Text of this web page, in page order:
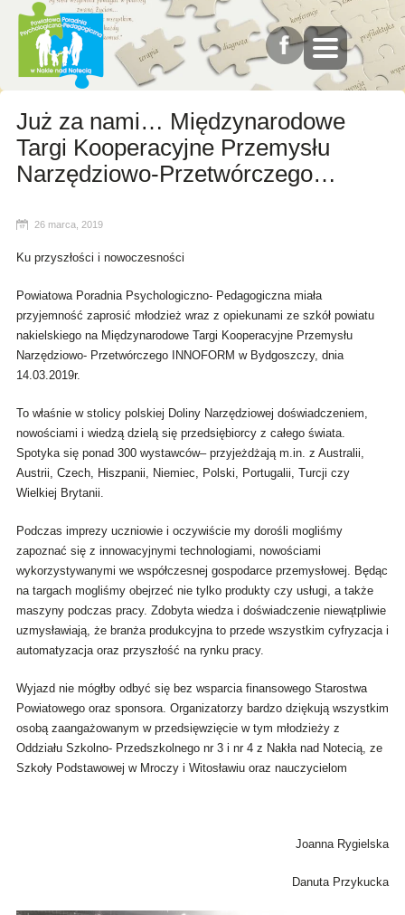
Już za nami… Międzynarodowe
Targi Kooperacyjne Przemysłu
Narzędziowo-Przetwórczego…
26 marca, 2019
Ku przyszłości i nowoczesności
Powiatowa Poradnia Psychologiczno- Pedagogiczna miała
przyjemność zaprosić młodzież wraz z opiekunami ze szkół powiatu
nakielskiego na Międzynarodowe Targi Kooperacyjne Przemysłu
Narzędziowo- Przetwórczego INNOFORM w Bydgoszczy, dnia
14.03.2019r.
To właśnie w stolicy polskiej Doliny Narzędziowej doświadczeniem,
nowościami i wiedzą dzielą się przedsiębiorcy z całego świata.
Spotyka się ponad 300 wystawców– przyjeżdżają m.in. z Australii,
Austrii, Czech, Hiszpanii, Niemiec, Polski, Portugalii, Turcji czy
Wielkiej Brytanii.
Podczas imprezy uczniowie i oczywiście my dorośli mogliśmy
zapoznać się z innowacyjnymi technologiami, nowościami
wykorzystywanymi we współczesnej gospodarce przemysłowej. Będąc
na targach mogliśmy obejrzeć nie tylko produkty czy usługi, a także
maszyny podczas pracy. Zdobyta wiedza i doświadczenie niewątpliwie
uzmysławiają, że branża produkcyjna to przede wszystkim cyfryzacja i
automatyzacja oraz przyszłość na rynku pracy.
Wyjazd nie mógłby odbyć się bez wsparcia finansowego Starostwa
Powiatowego oraz sponsora. Organizatorzy bardzo dziękują wszystkim
osobą zaangażowanym w przedsięwzięcie w tym młodzieży z
Oddziału Szkolno- Przedszkolnego nr 3 i nr 4 z Nakła nad Notecią, ze
Szkoły Podstawowej w Mroczy i Witosławiu oraz nauczycielom
Joanna Rygielska
Danuta Przykucka